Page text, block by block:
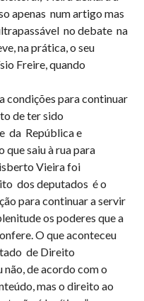
apenas num artigo mas
no debate na
na prática, o seu
Freire, quando
condições para continuar
de ter sido
da República e
que saiu à rua para
Vieira foi
dos deputados é o
para continuar a servir
os poderes que a
O que aconteceu
de Direito
de acordo com o
mas o direito ao